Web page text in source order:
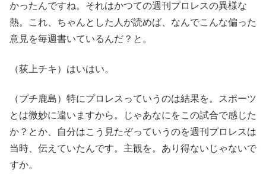
かったんですね。それはかつての週刊プロレスの異様な
熱。これ、ちゃんとした人が読めば、なんでこんな偏った
意見を毎週書いているんだ？と。
（荻上チキ）はいはい。
（プチ鹿島）特にプロレスっていうのは結果を。スポーツ
とは微妙に違いますから。じゃあなにをこの試合で感じた
か？とか、自分はこう見たぞっていうのを週刊プロレスは
当時、伝えていたんです。主観を。あり得ないじゃないで
すか。